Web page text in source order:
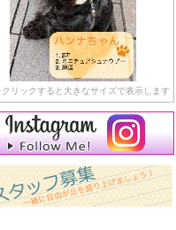
リックすると大きなサイズで表示します